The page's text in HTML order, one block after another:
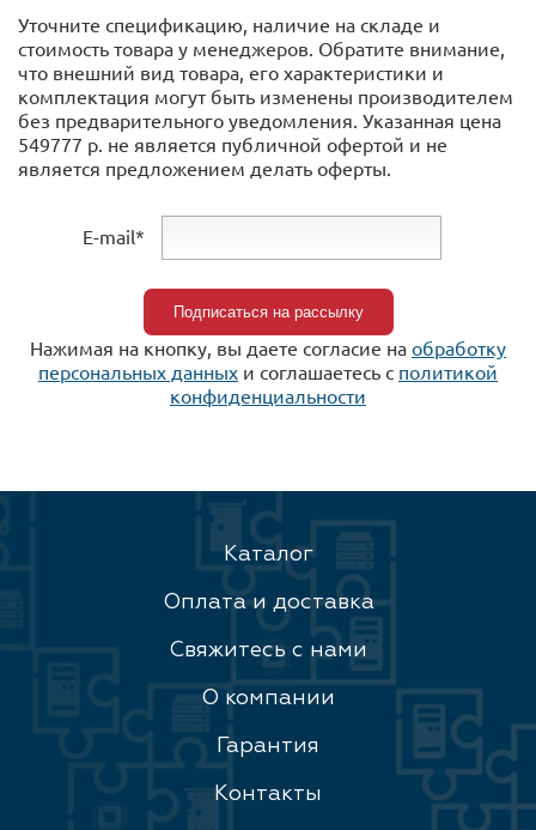
Уточните спецификацию, наличие на складе и
стоимость товара у менеджеров. Обратите внимание,
что внешний вид товара, его характеристики и
комплектация могут быть изменены производителем
без предварительного уведомления. Указанная цена
549777 р. не является публичной офертой и не
является предложением делать оферты.
E-mail*
Нажимая на кнопку, вы даете согласие на обработку
персональных данных и соглашаетесь c политикой
конфиденциальности
Каталог
Оплата и доставка
Свяжитесь с нами
О компании
Гарантия
Контакты